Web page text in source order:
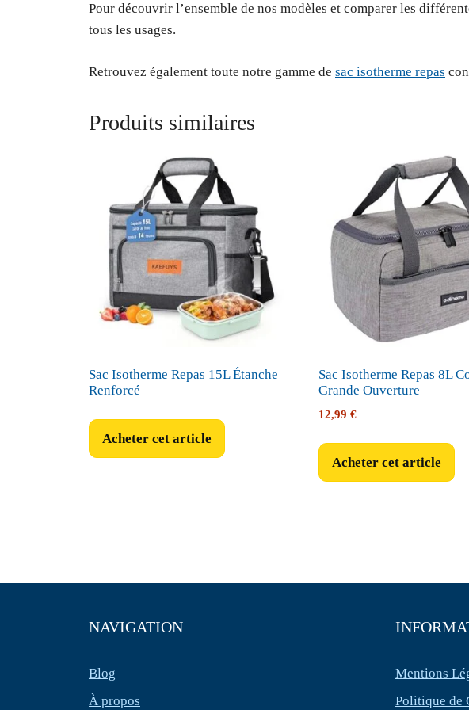
Pour découvrir l’ensemble de nos modèles et comparer les
tous les usages.
Retrouvez également toute notre gamme de sac isotherme repas
Produits similaires
Sac Isotherme Repas 15L Étanche
Renforcé
Acheter cet article
Sac Isotherme Repas 8L
Grande Ouverture
12,99 €
Acheter cet article
NAVIGATION
Blog
À propos
Mentions
Politique de